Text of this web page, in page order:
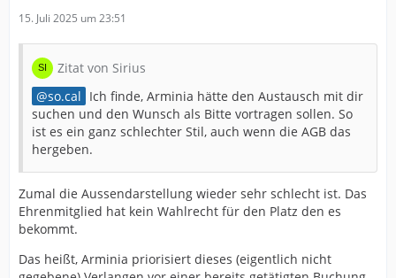
15. Juli 2025 um 23:51
Zitat von Sirius
so.cal Ich finde, Arminia hätte den Austausch mit dir
suchen und den Wunsch als Bitte vortragen sollen. So
ist es ein ganz schlechter Stil, auch wenn die AGB das
hergeben.
Zumal die Aussendarstellung wieder sehr schlecht ist. Das
Ehrenmitglied hat kein Wahlrecht für den Platz den es
bekommt.
Das heißt, Arminia priorisiert dieses (eigentlich nicht